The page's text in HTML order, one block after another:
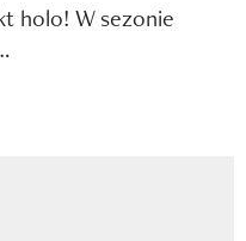
holo! W sezonie